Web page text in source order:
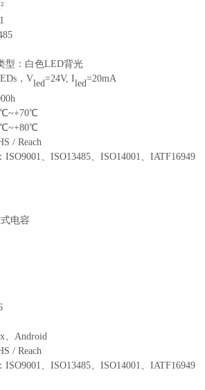
型 ： 白色LED背光
， Vled=24V, Iled=20mA
h
+70℃
+80℃
/ Reach
ISO9001、ISO13485、ISO14001、IATF16949
电容
、 Android
/ Reach
ISO9001、ISO13485、ISO14001、IATF16949